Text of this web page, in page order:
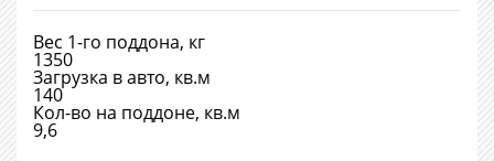
Вес 1-го поддона, кг
1350
Загрузка в авто, кв.м
140
Кол-во на поддоне, кв.м
9,6